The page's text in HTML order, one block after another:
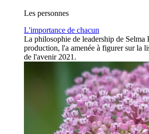
Les personnes
L'importance de chacun
La philosophie de leadership de Selma
production, l'a amenée à figurer sur la
de l'avenir 2021.